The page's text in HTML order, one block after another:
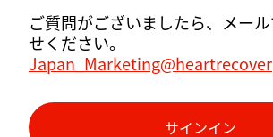
ご質問がございましたら、メー
せください。